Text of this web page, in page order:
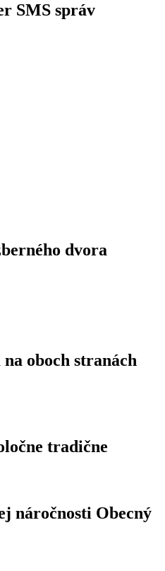
SMS správ
dvora
oboch stranách
tradične
náročnosti Obecný